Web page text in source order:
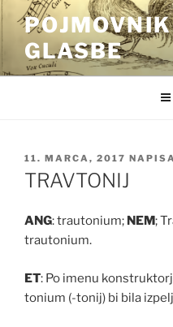
Skoči
vsebinoGLASBE
OBJAVLJENO
DNE
11. MARCA, 2017
TRAVTONIJ
ANG: trautonium; NEM;
trautonium.
ET: Po imenu
tonium (-tonij) bi bila